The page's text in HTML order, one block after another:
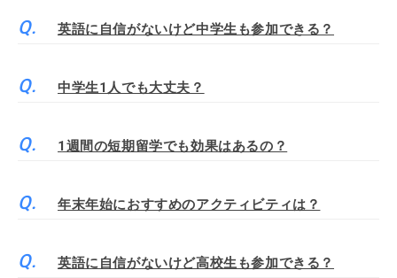
英語に自信がないけど中学生も参加できる？
中学生1人でも大丈夫？
1週間の短期留学でも効果はあるの？
年末年始におすすめのアクティビティは？
英語に自信がないけど高校生も参加できる？